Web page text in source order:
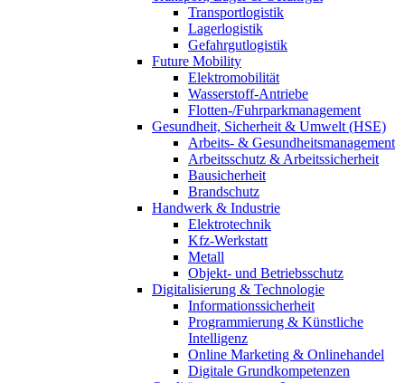
Transportlogistik
Lagerlogistik
Gefahrgutlogistik
Future Mobility
Elektromobilität
Wasserstoff-Antriebe
Flotten-/Fuhrparkmanagement
Gesundheit, Sicherheit & Umwelt (HSE)
Arbeits- & Gesundheitsmanagement
Arbeitsschutz & Arbeitssicherheit
Bausicherheit
Brandschutz
Handwerk & Industrie
Elektrotechnik
Kfz-Werkstatt
Metall
Objekt- und Betriebsschutz
Digitalisierung & Technologie
Informationssicherheit
Programmierung & Künstliche
Intelligenz
Online Marketing & Onlinehandel
Digitale Grundkompetenzen